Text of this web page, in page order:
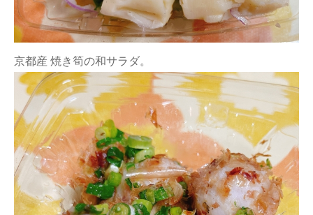
京都産 焼き筍の和サラダ。